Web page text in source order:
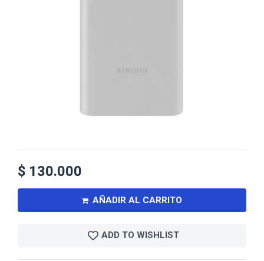
$ 130.000
AÑADIR AL CARRITO
ADD TO WISHLIST